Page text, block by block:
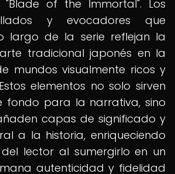
"Blade of the Immortal". Los
y evocadores que
largo de la serie reflejan la
tradicional japonés en la
mundos visualmente ricos y
elementos no solo sirven
fondo para la narrativa, sino
capas de significado y
a la historia, enriqueciendo
lector al sumergirlo en un
autenticidad y fidelidad